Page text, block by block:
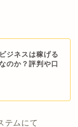
ジネスは稼げる
のか？評判や口
テムにて